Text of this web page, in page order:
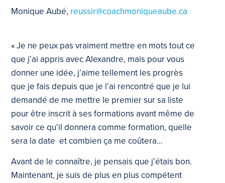
Monique Aubé, reussir@coachmoniqueaube.ca
« Je ne peux pas vraiment mettre en mots tout ce
que j’ai appris avec Alexandre, mais pour vous
donner une idée, j’aime tellement les progrès
que je fais depuis que je l’ai rencontré que je lui
demandé de me mettre le premier sur sa liste
pour être inscrit à ses formations avant même de
savoir ce qu’il donnera comme formation, quelle
sera la date et combien ça me coûtera…
Avant de le connaître, je pensais que j’étais bon.
Maintenant, je suis de plus en plus compétent